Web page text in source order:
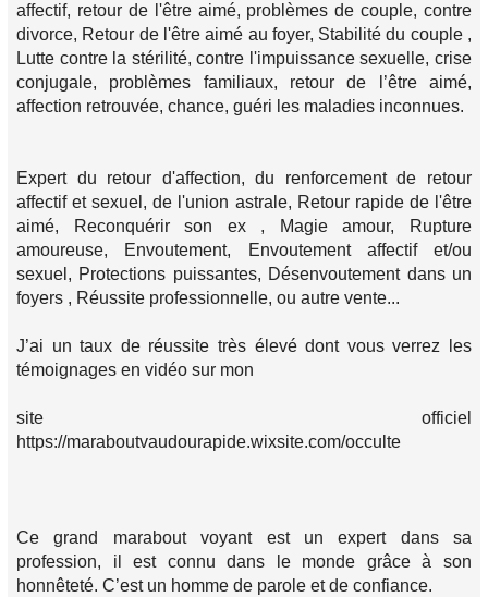
affectif, retour de l'être aimé, problèmes de couple, contre
divorce, Retour de l'être aimé au foyer, Stabilité du couple ,
Lutte contre la stérilité, contre l'impuissance sexuelle, crise
conjugale, problèmes familiaux, retour de l’être aimé,
affection retrouvée, chance, guéri les maladies inconnues.
Expert du retour d'affection, du renforcement de retour
affectif et sexuel, de l'union astrale, Retour rapide de l'être
aimé, Reconquérir son ex , Magie amour, Rupture
amoureuse, Envoutement, Envoutement affectif et/ou
sexuel, Protections puissantes, Désenvoutement dans un
foyers , Réussite professionnelle, ou autre vente...
J’ai un taux de réussite très élevé dont vous verrez les
témoignages en vidéo sur mon
site officiel
https://maraboutvaudourapide.wixsite.com/occulte
Ce grand marabout voyant est un expert dans sa
profession, il est connu dans le monde grâce à son
honnêteté. C’est un homme de parole et de confiance.